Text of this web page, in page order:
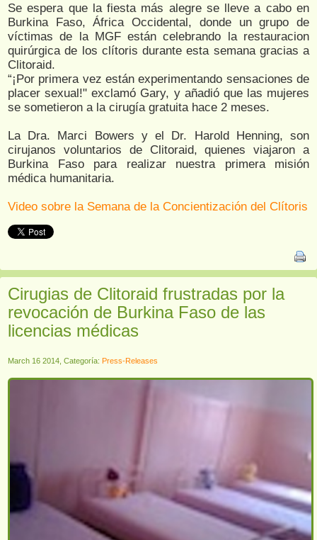
Se espera que la fiesta más alegre se lleve a cabo en
Burkina Faso, África Occidental, donde un grupo de
víctimas de la MGF están celebrando la restauracion
quirúrgica de los clítoris durante esta semana gracias a
Clitoraid.
“¡Por primera vez están experimentando sensaciones de
placer sexual!" exclamó Gary, y añadió que las mujeres
se sometieron a la cirugía gratuita hace 2 meses.
La Dra. Marci Bowers y el Dr. Harold Henning, son
cirujanos voluntarios de Clitoraid, quienes viajaron a
Burkina Faso para realizar nuestra primera misión
médica humanitaria.
Video sobre la Semana de la Concientización del Clítoris
Cirugias de Clitoraid frustradas por la
revocación de Burkina Faso de las
licencias médicas
March 16 2014, Categoría: Press-Releases